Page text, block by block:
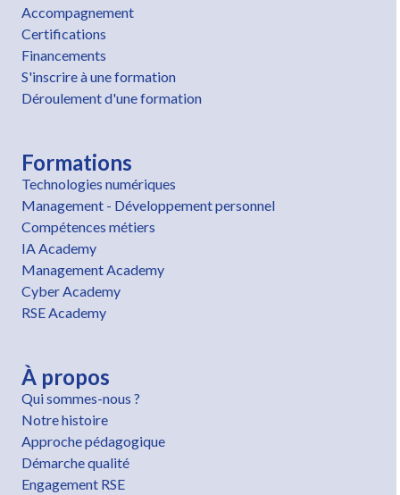
Accompagnement
Certifications
Financements
S'inscrire à une formation
Déroulement d'une formation
Formations
Technologies numériques
Management - Développement personnel
Compétences métiers
IA Academy
Management Academy
Cyber Academy
RSE Academy
À propos
Qui sommes-nous ?
Notre histoire
Approche pédagogique
Démarche qualité
Engagement RSE